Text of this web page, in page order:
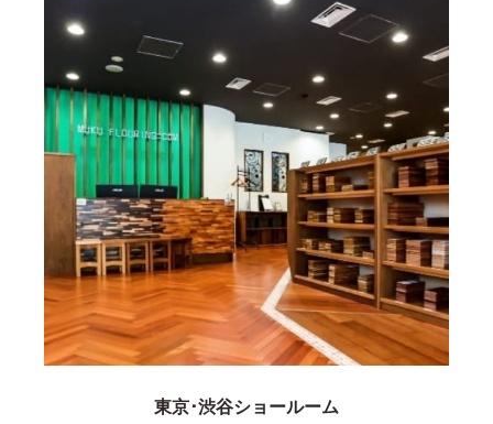
東京･渋谷ショールーム